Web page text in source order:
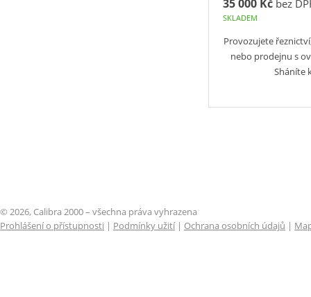
35 000 Kč bez
SKLADEM
Provozujete
nebo prodejnu s
Sháníte
© 2026, Calibra 2000 – všechna práva vyhrazena
Prohlášení o přístupnosti | Podmínky užití| Ochrana osobních údajů |